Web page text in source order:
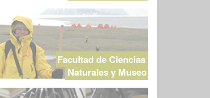
Facultad de Ciencias
Naturales y Museo